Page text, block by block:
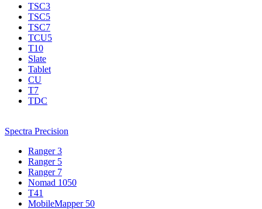
TSC3
TSC5
TSC7
TCU5
T10
Slate
Tablet
CU
T7
TDC
Spectra Precision
Ranger 3
Ranger 5
Ranger 7
Nomad 1050
T41
MobileMapper 50